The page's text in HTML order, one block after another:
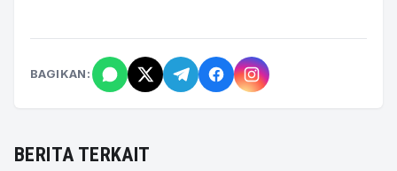
BAGIKAN:
BERITA TERKAIT